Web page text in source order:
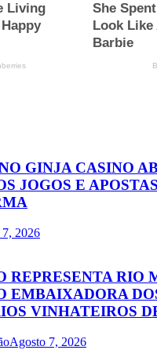
GINJA CASINO
JOGOS E
2026
REPRESENTA RIO
EMBAIXADORA
VINHATEIROS
Agosto 7, 2026